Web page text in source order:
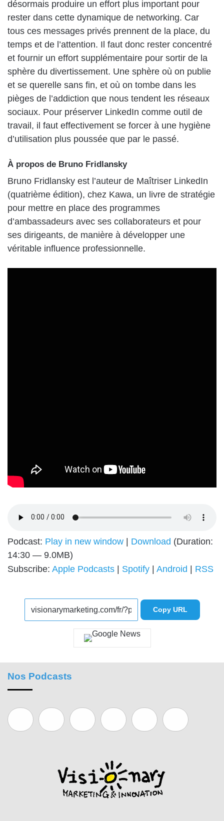
désormais produire un effort plus important pour
rester dans cette dynamique de networking. Car
tous ces messages privés prennent de la place, du
temps et de l’attention. Il faut donc rester concentré
et fournir un effort supplémentaire pour sortir de la
sphère du divertissement. Une sphère où on publie
et se querelle sans fin, et où on tombe dans les
pièges de l’addiction que nous tendent les réseaux
sociaux. Pour préserver LinkedIn comme outil de
travail, il faut effectivement se forcer à une hygiène
d’utilisation plus poussée que par le passé.
À propos de Bruno Fridlansky
Bruno Fridlansky est l’auteur de Maîtriser LinkedIn
(quatrième édition), chez Kawa, un livre de stratégie
pour mettre en place des programmes
d’ambassadeurs avec ses collaborateurs et pour
ses dirigeants, de manière à développer une
véritable influence professionnelle.
Podcast: Play in new window | Download (Duration:
14:30 — 9.0MB)
Subscribe: Apple Podcasts | Spotify | Android | RSS
Copy URL
Nos Podcasts